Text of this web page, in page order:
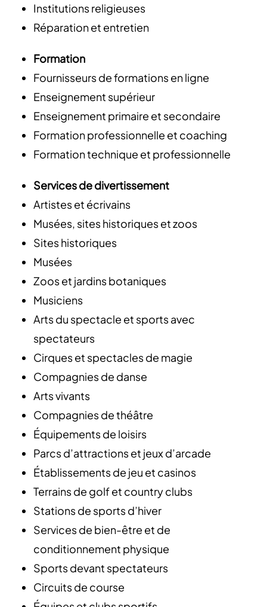
Institutions religieuses
Réparation et entretien
Formation
Fournisseurs de formations en ligne
Enseignement supérieur
Enseignement primaire et secondaire
Formation professionnelle et coaching
Formation technique et professionnelle
Services de divertissement
Artistes et écrivains
Musées, sites historiques et zoos
Sites historiques
Musées
Zoos et jardins botaniques
Musiciens
Arts du spectacle et sports avec
spectateurs
Cirques et spectacles de magie
Compagnies de danse
Arts vivants
Compagnies de théâtre
Équipements de loisirs
Parcs d’attractions et jeux d’arcade
Établissements de jeu et casinos
Terrains de golf et country clubs
Stations de sports d’hiver
Services de bien-être et de
conditionnement physique
Sports devant spectateurs
Circuits de course